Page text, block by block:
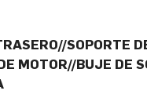
SOPORTE
MOTOR//BUJE DE